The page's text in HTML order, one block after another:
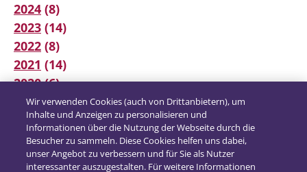
2024 (8)
2023 (14)
2022 (8)
2021 (14)
2020(6)
2019(12)
2018(16)
2017(21)
Wir verwenden Cookies (auch von Drittanbietern), um
Inhalte und Anzeigen zu personalisieren und
Informationen über die Nutzung der Webseite durch die
Besucher zu sammeln. Diese Cookies helfen uns dabei,
unser Angebot zu verbessern und für Sie als Nutzer
interessanter auszugestalten. Für weitere Informationen